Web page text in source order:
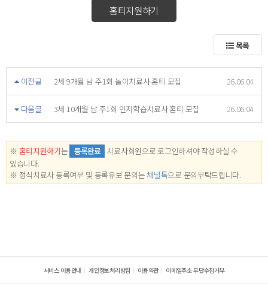
홈티지원하기
목록
이전글 2세 9개월 남 주1회 놀이치료사 홈티 모집 26.06.04
다음글 3세 10개월 남 주1회 인지학습치료사 홈티 모집 26.06.04
※ 홈티지원하기는 등록완료 치료사회원으로 로그인하셔야 작성하실 수
있습니다.
※ 정식치료사 등록여부 및 등록유보 문의는 채널톡으로 문의부탁드립니다.
서비스 이용안내 개인정보처리방침 이용약관 이메일주소 무단수집거부